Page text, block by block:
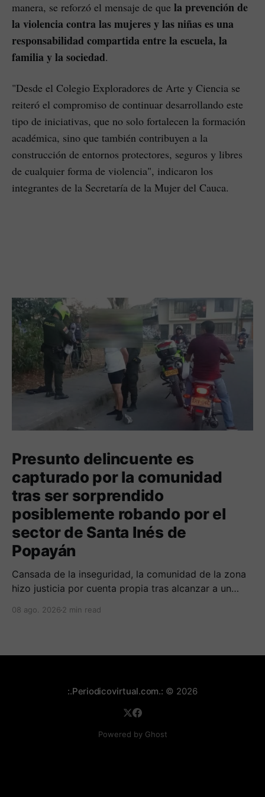
manera, se reforzó el mensaje de que la prevención de
la violencia contra las mujeres y las niñas es una
responsabilidad compartida entre la escuela, la
familia y la sociedad.
"Desde el Colegio Exploradores de Arte y Ciencia se
reiteró el compromiso de continuar desarrollando este
tipo de iniciativas, que no solo fortalecen la formación
académica, sino que también contribuyen a la
construcción de entornos protectores, seguros y libres
de cualquier forma de violencia", indicaron los
integrantes de la Secretaría de la Mujer del Cauca.
Presunto delincuente es
capturado por la comunidad
tras ser sorprendido
posiblemente robando por el
sector de Santa Inés de
Popayán
Cansada de la inseguridad, la comunidad de la zona
hizo justicia por cuenta propia tras alcanzar a un
comuna cuatro. La gente pedía que lo incineraran,
08 ago. 2026 2 min read
:.Periodicovirtual.com.: © 2026
Powered by Ghost